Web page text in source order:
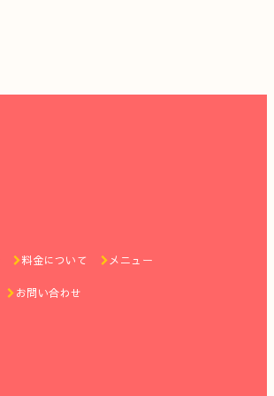
料金について メニュー
お問い合わせ